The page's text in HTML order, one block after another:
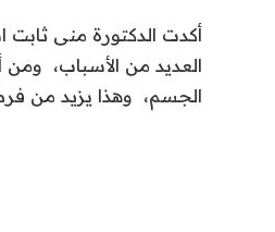
أكدت الدكتورة منى ثابت
العديد من الأسباب،
الجسم، وهذا يزيد من